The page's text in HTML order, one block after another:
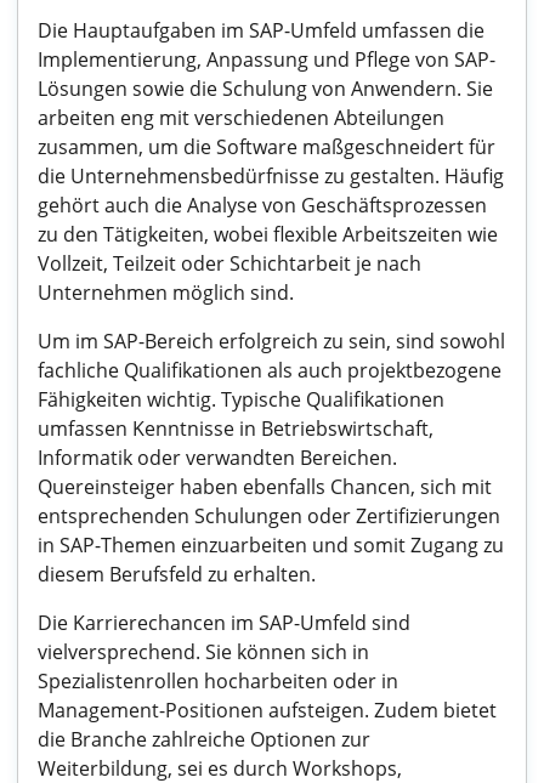
Die Hauptaufgaben im SAP-Umfeld umfassen die
Implementierung, Anpassung und Pflege von SAP-
Lösungen sowie die Schulung von Anwendern. Sie
arbeiten eng mit verschiedenen Abteilungen
zusammen, um die Software maßgeschneidert für
die Unternehmensbedürfnisse zu gestalten. Häufig
gehört auch die Analyse von Geschäftsprozessen
zu den Tätigkeiten, wobei flexible Arbeitszeiten wie
Vollzeit, Teilzeit oder Schichtarbeit je nach
Unternehmen möglich sind.
Um im SAP-Bereich erfolgreich zu sein, sind sowohl
fachliche Qualifikationen als auch projektbezogene
Fähigkeiten wichtig. Typische Qualifikationen
umfassen Kenntnisse in Betriebswirtschaft,
Informatik oder verwandten Bereichen.
Quereinsteiger haben ebenfalls Chancen, sich mit
entsprechenden Schulungen oder Zertifizierungen
in SAP-Themen einzuarbeiten und somit Zugang zu
diesem Berufsfeld zu erhalten.
Die Karrierechancen im SAP-Umfeld sind
vielversprechend. Sie können sich in
Spezialistenrollen hocharbeiten oder in
Management-Positionen aufsteigen. Zudem bietet
die Branche zahlreiche Optionen zur
Weiterbildung, sei es durch Workshops,